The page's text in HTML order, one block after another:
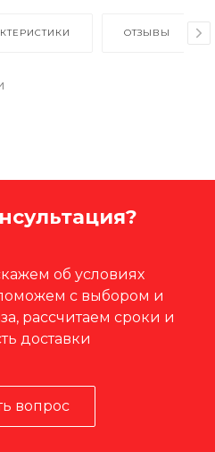
ОТЗЫВЫ
об условиях
с выбором и
рассчитаем сроки и
доставки
вопрос